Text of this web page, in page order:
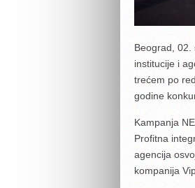
Beograd, 02.
institucije i
trećem po
godine
Kampanja
Profitna
agencija
kompanija